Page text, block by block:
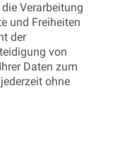
Verarbeitung
und Freiheiten
der
von
Daten zum
ohne